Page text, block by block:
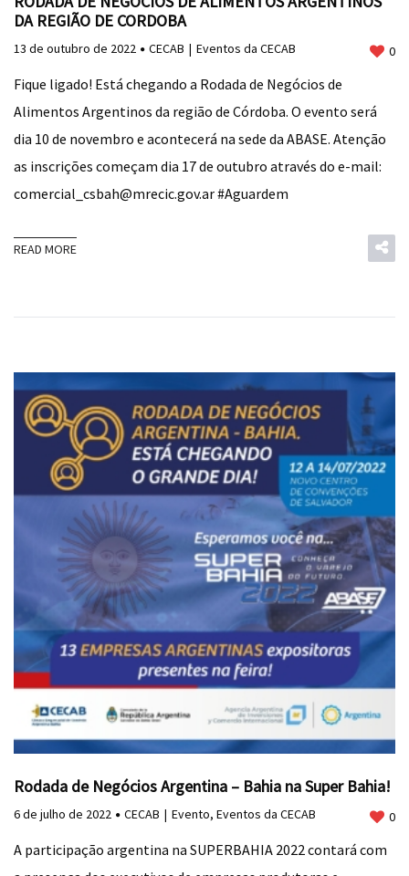
DA REGIÃO DE CORDOBA
13 de outubro de 2022 CECAB Eventos da CECAB 0
Fique ligado! Está chegando a Rodada de Negócios de
Alimentos Argentinos da região de Córdoba. O evento será
dia 10 de novembro e acontecerá na sede da ABASE. Atenção
as inscrições começam dia 17 de outubro através do e-mail:
comercial_csbah@mrecic.gov.ar #Aguardem
READ MORE
Rodada de Negócios Argentina – Bahia na Super Bahia!
6 de julho de 2022 CECAB Evento, Eventos da CECAB 0
A participação argentina na SUPERBAHIA 2022 contará com